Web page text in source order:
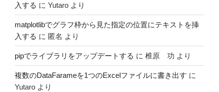
入する に Yutaro より
matplotlibでグラフ枠から見た指定の位置にテキストを挿
入する に 匿名 より
pipでライブラリをアップデートする に 椎原 功 より
複数のDataFarameを1つのExcelファイルに書き出す に
Yutaro より